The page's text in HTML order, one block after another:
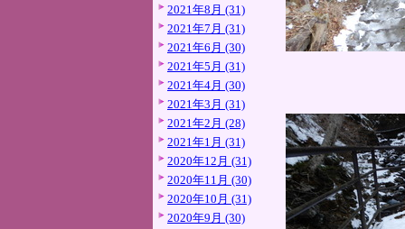
2021年8月 (31)
2021年7月 (31)
2021年6月 (30)
2021年5月 (31)
2021年4月 (30)
2021年3月 (31)
2021年2月 (28)
2021年1月 (31)
2020年12月 (31)
2020年11月 (30)
2020年10月 (31)
2020年9月 (30)